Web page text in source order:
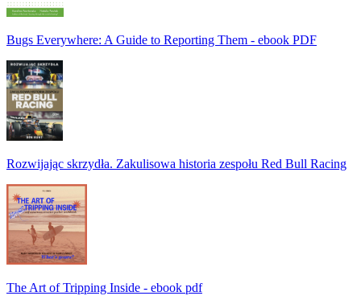
Bugs Everywhere: A Guide to Reporting Them - ebook PDF
Rozwijając skrzydła. Zakulisowa historia zespołu Red Bull Racing
The Art of Tripping Inside - ebook pdf